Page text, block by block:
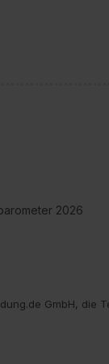
2026
GmbH, die